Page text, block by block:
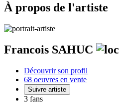
À propos de l'artiste
Francois SAHUC
Découvrir son profil
68 oeuvres en vente
Suivre artiste
3 fans